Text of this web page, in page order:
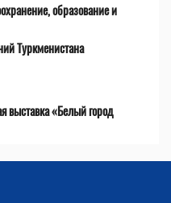
образование и
Туркменистана
выставка «Белый город